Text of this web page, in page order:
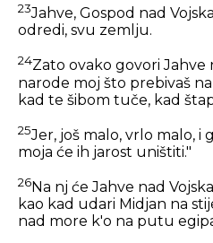
23Jahve, Gospod nad
odredi, svu zemlju.
24Zato ovako govori Jahve
narode moj što prebivaš na
kad te šibom tuče, kad
25Jer, još malo, vrlo malo, i
moja će ih jarost uništiti."
26Na nj će Jahve nad
kao kad udari Midjan na
nad more k'o na putu